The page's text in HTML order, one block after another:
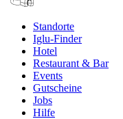
Standorte
Iglu-Finder
Hotel
Restaurant & Bar
Events
Gutscheine
Jobs
Hilfe